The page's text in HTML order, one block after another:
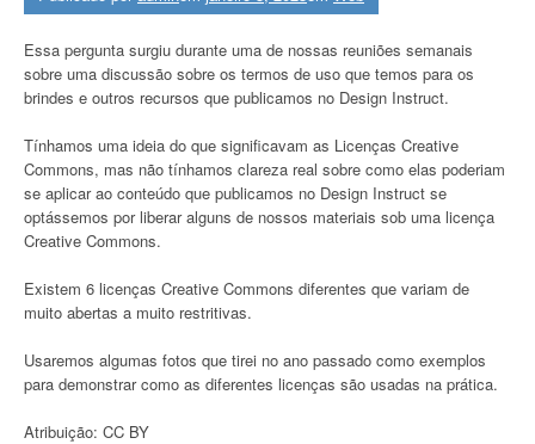
Essa pergunta surgiu durante uma de nossas reuniões semanais
sobre uma discussão sobre os termos de uso que temos para os
brindes e outros recursos que publicamos no Design Instruct.
Tínhamos uma ideia do que significavam as Licenças Creative
Commons, mas não tínhamos clareza real sobre como elas poderiam
se aplicar ao conteúdo que publicamos no Design Instruct se
optássemos por liberar alguns de nossos materiais sob uma licença
Creative Commons.
Existem 6 licenças Creative Commons diferentes que variam de
muito abertas a muito restritivas.
Usaremos algumas fotos que tirei no ano passado como exemplos
para demonstrar como as diferentes licenças são usadas na prática.
Atribuição: CC BY